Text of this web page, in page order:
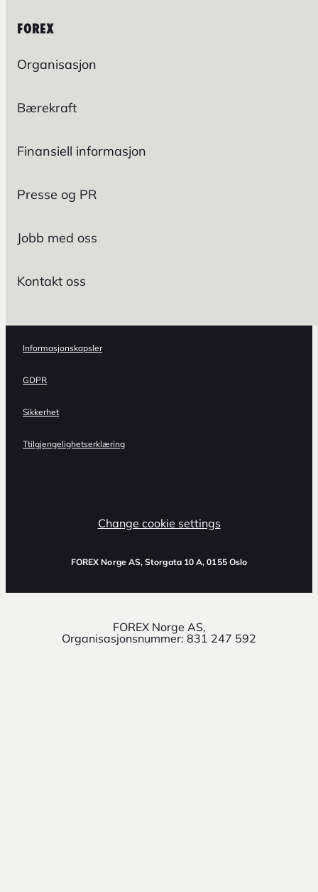
FOREX
Organisasjon
Bærekraft
Finansiell informasjon
Presse og PR
Jobb med oss
Kontakt oss
Informasjonskapsler
GDPR
Sikkerhet
Ttilgjengelighetserklæring
Change cookie settings
FOREX Norge AS, Storgata 10 A, 0155 Oslo
FOREX Norge AS,
Organisasjonsnummer: 831 247 592